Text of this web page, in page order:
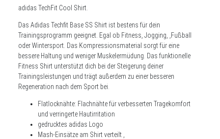
adidas TechFit Cool Shirt.
Das Adidas Techfit Base SS Shirt ist bestens für dein
Trainingsprogramm geeignet. Egal ob Fitness, Jogging, ,Fußball
oder Wintersport. Das Kompressionsmaterial sorgt für eine
bessere Haltung und weniger Muskelermüdung. Das funktionelle
Fitness Shirt unterstützt dich bei der Steigerung deiner
Trainingsleistungen und trägt außerdem zu einer besseren
Regeneration nach dem Sport bei
Flatlocknähte: Flachnähte für verbesserten Tragekomfort
und verringerte Hautirritation
gedrucktes adidas Logo
Mash-Einsätze am Shirt verteilt ,